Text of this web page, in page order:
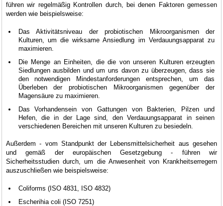
führen wir regelmäßig Kontrollen durch, bei denen Faktoren gemessen
werden wie beispielsweise:
Das Aktivitätsniveau der probiotischen Mikroorganismen der
Kulturen, um die wirksame Ansiedlung im Verdauungsapparat zu
maximieren.
Die Menge an Einheiten, die die von unseren Kulturen erzeugten
Siedlungen ausbilden und um uns davon zu überzeugen, dass sie
den notwendigen Mindestanforderungen entsprechen, um das
Überleben der probiotischen Mikroorganismen gegenüber der
Magensäure zu maximieren.
Das Vorhandensein von Gattungen von Bakterien, Pilzen und
Hefen, die in der Lage sind, den Verdauungsapparat in seinen
verschiedenen Bereichen mit unseren Kulturen zu besiedeln.
Außerdem - vom Standpunkt der Lebensmittelsicherheit aus gesehen
und gemäß der europäischen Gesetzgebung - führen wir
Sicherheitsstudien durch, um die Anwesenheit von Krankheitserregern
auszuschließen wie beispielsweise:
Coliforms (ISO 4831, ISO 4832)
Escherihia coli (ISO 7251)